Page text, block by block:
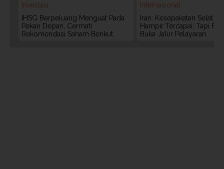
Investasi
IHSG Berpeluang Menguat Pada
Pekan Depan, Cermati
Rekomendasi Saham Berikut
Internasional
Iran: Kesepakatan Selat
Hampir Tercapai, Tapi
Buka Jalur Pelayaran